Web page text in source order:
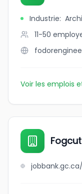
Industrie:
11-50
Voir les emplois